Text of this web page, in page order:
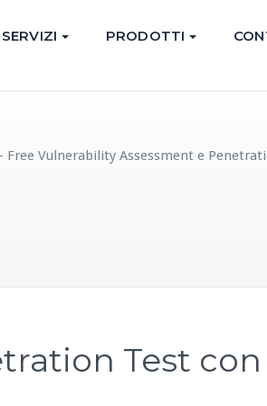
SERVIZI PRODOTTI
Free Vulnerability Assessment e
Test con